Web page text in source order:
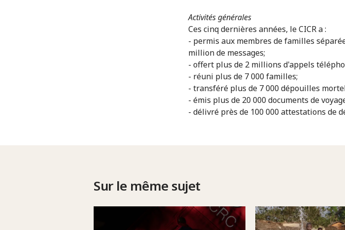
Activités générales
Ces cinq dernières années, le CICR a :
- permis aux membres de familles
million de messages;
- offert plus de 2 millions d'appels
- réuni plus de 7 000 familles;
- transféré plus de 7 000 dépouilles
- émis plus de 20 000 documents de
- délivré près de 100 000 attestations de
Sur le même sujet